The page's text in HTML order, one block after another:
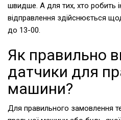
швидше. А для тих, хто робить
відправлення здійснюється
до 13-00.
Як правильно
датчики для
машини?
Для правильного замовлення